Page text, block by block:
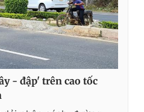
- đập' trên cao tốc